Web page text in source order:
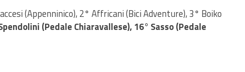
(Appenninico), 2° Affricani (Bici Adventure), 3° Boiko
(Pedale Chiaravallese), 16° Sasso (Pedale